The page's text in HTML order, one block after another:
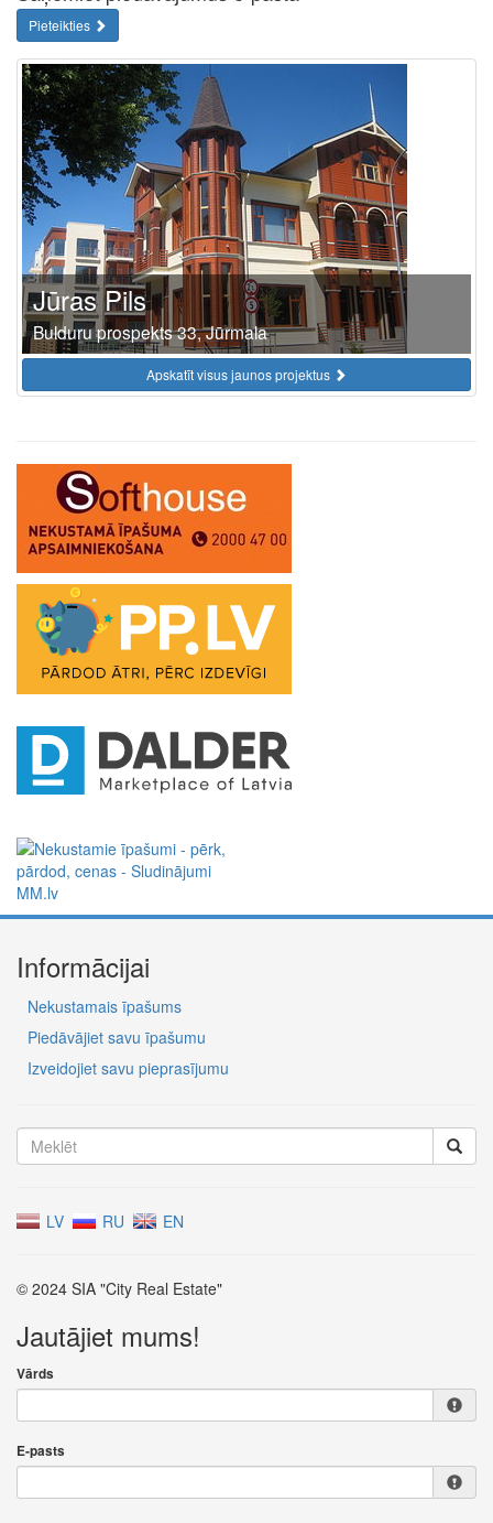
Pieteikties
Jūras Pils
Bulduru prospekts 33, Jūrmala
Apskatīt visus jaunos projektus
Informācijai
Nekustamais īpašums
Piedāvājiet savu īpašumu
Izveidojiet savu pieprasījumu
LV RU EN
© 2024 SIA "City Real Estate"
Jautājiet mums!
Vārds
E-pasts